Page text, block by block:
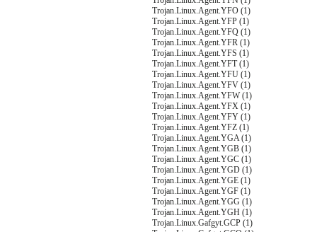
Trojan.Linux.Agent.YFO (1)
Trojan.Linux.Agent.YFP (1)
Trojan.Linux.Agent.YFQ (1)
Trojan.Linux.Agent.YFR (1)
Trojan.Linux.Agent.YFS (1)
Trojan.Linux.Agent.YFT (1)
Trojan.Linux.Agent.YFU (1)
Trojan.Linux.Agent.YFV (1)
Trojan.Linux.Agent.YFW (1)
Trojan.Linux.Agent.YFX (1)
Trojan.Linux.Agent.YFY (1)
Trojan.Linux.Agent.YFZ (1)
Trojan.Linux.Agent.YGA (1)
Trojan.Linux.Agent.YGB (1)
Trojan.Linux.Agent.YGC (1)
Trojan.Linux.Agent.YGD (1)
Trojan.Linux.Agent.YGE (1)
Trojan.Linux.Agent.YGF (1)
Trojan.Linux.Agent.YGG (1)
Trojan.Linux.Agent.YGH (1)
Trojan.Linux.Gafgyt.GCP (1)